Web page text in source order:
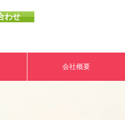
わせ
会社概要